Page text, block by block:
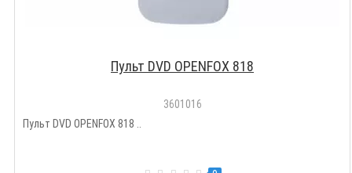
Пульт DVD OPENFOX 818
3601016
Пульт DVD OPENFOX 818 ..